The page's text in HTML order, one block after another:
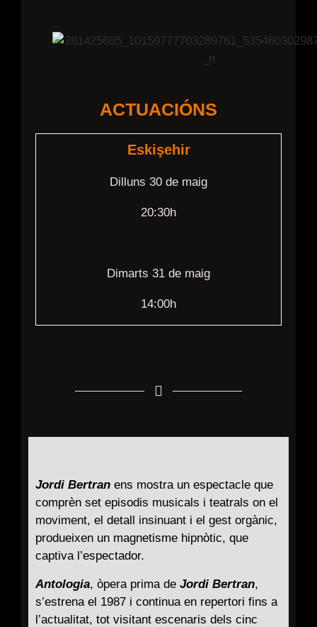
ACTUACIÓNS
Eskişehir
Dilluns 30 de maig
20:30h
Dimarts 31 de maig
14:00h
Jordi Bertran ens mostra un espectacle que
comprèn set episodis musicals i teatrals on el
moviment, el detall insinuant i el gest orgànic,
produeixen un magnetisme hipnòtic, que
captiva l’espectador.
Antologia, òpera prima de Jordi Bertran,
s’estrena el 1987 i continua en repertori fins a
l’actualitat, tot visitant escenaris dels cinc